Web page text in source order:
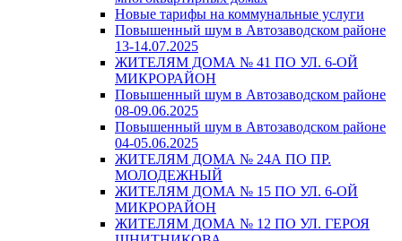
Новые тарифы на коммунальные услуги
Повышенный шум в Автозаводском районе
13-14.07.2025
ЖИТЕЛЯМ ДОМА № 41 ПО УЛ. 6-ОЙ
МИКРОРАЙОН
Повышенный шум в Автозаводском районе
08-09.06.2025
Повышенный шум в Автозаводском районе
04-05.06.2025
ЖИТЕЛЯМ ДОМА № 24А ПО ПР.
МОЛОДЕЖНЫЙ
ЖИТЕЛЯМ ДОМА № 15 ПО УЛ. 6-ОЙ
МИКРОРАЙОН
ЖИТЕЛЯМ ДОМА № 12 ПО УЛ. ГЕРОЯ